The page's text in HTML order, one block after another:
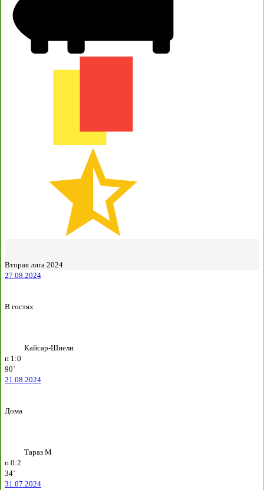
Вторая лига 2024
27.08.2024
В гостях
Кайсар-Шиели
п 1:0
90`
21.08.2024
Дома
Тараз М
п 0:2
34`
31.07.2024